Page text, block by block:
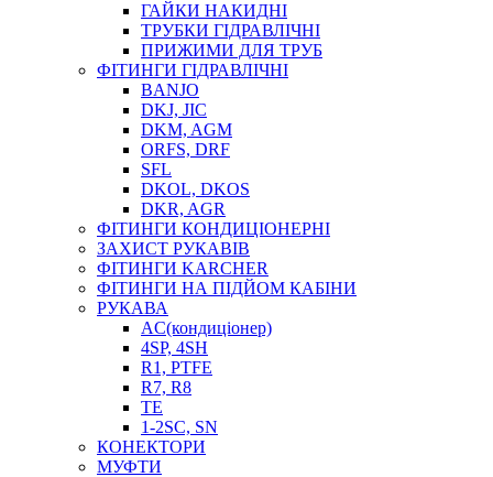
ГАЙКИ НАКИДНІ
ТРУБКИ ГІДРАВЛІЧНІ
ПРИЖИМИ ДЛЯ ТРУБ
ФІТИНГИ ГІДРАВЛІЧНІ
BANJO
DKJ, JIC
DKM, AGM
ORFS, DRF
SFL
DKOL, DKOS
DKR, AGR
ФІТИНГИ КОНДИЦІОНЕРНІ
ЗАХИСТ РУКАВІВ
ФІТИНГИ KARCHER
ФІТИНГИ НА ПІДЙОМ КАБІНИ
РУКАВА
AC(кондиціонер)
4SP, 4SH
R1, PTFE
R7, R8
TE
1-2SC, SN
КОНЕКТОРИ
МУФТИ